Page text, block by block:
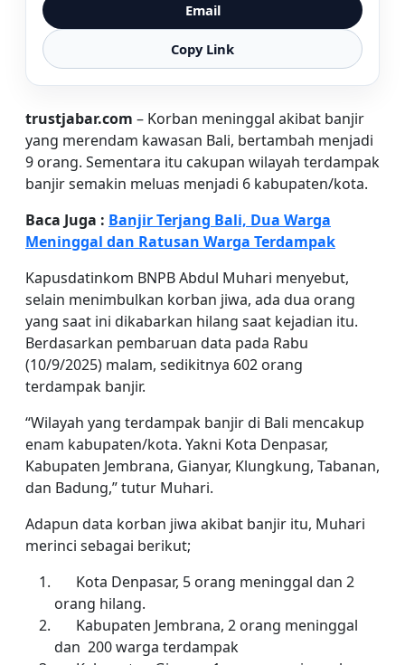
Email
Copy Link
trustjabar.com – Korban meninggal akibat banjir
yang merendam kawasan Bali, bertambah menjadi
9 orang. Sementara itu cakupan wilayah terdampak
banjir semakin meluas menjadi 6 kabupaten/kota.
Baca Juga : Banjir Terjang Bali, Dua Warga
Meninggal dan Ratusan Warga Terdampak
Kapusdatinkom BNPB Abdul Muhari menyebut,
selain menimbulkan korban jiwa, ada dua orang
yang saat ini dikabarkan hilang saat kejadian itu.
Berdasarkan pembaruan data pada Rabu
(10/9/2025) malam, sedikitnya 602 orang
terdampak banjir.
“Wilayah yang terdampak banjir di Bali mencakup
enam kabupaten/kota. Yakni Kota Denpasar,
Kabupaten Jembrana, Gianyar, Klungkung, Tabanan,
dan Badung,” tutur Muhari.
Adapun data korban jiwa akibat banjir itu, Muhari
merinci sebagai berikut;
Kota Denpasar, 5 orang meninggal dan 2
orang hilang.
Kabupaten Jembrana, 2 orang meninggal
dan 200 warga terdampak